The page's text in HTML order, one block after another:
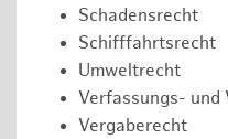
Schadensrecht
Schifffahrtsrecht
Umweltrecht
Verfassungs- und
Vergaberecht